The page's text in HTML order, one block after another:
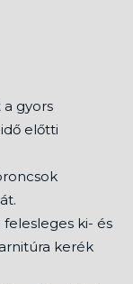
gyors
előtti
ki- és
kerék